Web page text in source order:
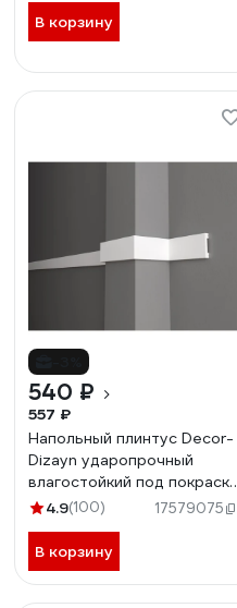
В корзину
540 ₽
557 ₽
Напольный плинтус Decor-
Dizayn ударопрочный
влагостойкий под покраску
65Х15Х2000 мм DD33
4.9(100) 17579075
В корзину